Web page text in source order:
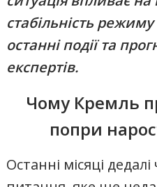
стабільність
останні події та
експертів.
Чому Кремль
попри
Останні місяці